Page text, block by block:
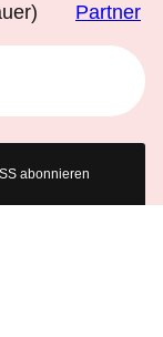
Partner
abonnieren